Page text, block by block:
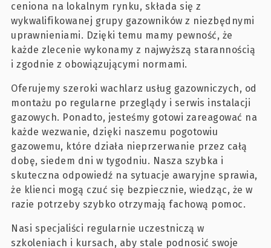
ceniona na lokalnym rynku, składa się z
wykwalifikowanej grupy gazowników z niezbędnymi
uprawnieniami. Dzięki temu mamy pewność, że
każde zlecenie wykonamy z najwyższą starannością
i zgodnie z obowiązującymi normami.
Oferujemy szeroki wachlarz usług gazowniczych, od
montażu po regularne przeglądy i serwis instalacji
gazowych. Ponadto, jesteśmy gotowi zareagować na
każde wezwanie, dzięki naszemu pogotowiu
gazowemu, które działa nieprzerwanie przez całą
dobę, siedem dni w tygodniu. Nasza szybka i
skuteczna odpowiedź na sytuacje awaryjne sprawia,
że klienci mogą czuć się bezpiecznie, wiedząc, że w
razie potrzeby szybko otrzymają fachową pomoc.
Nasi specjaliści regularnie uczestniczą w
szkoleniach i kursach, aby stale podnosić swoje